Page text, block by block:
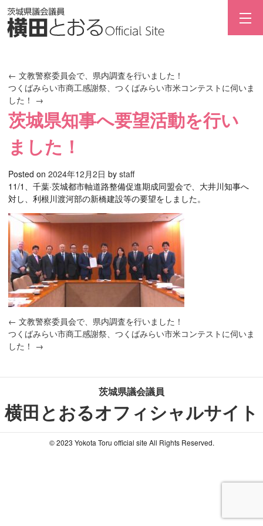
← 文教警察委員会で、県内調査を行いました！
つくばみらい市商工感謝祭、つくばみらい市米コンテストに伺いま
した！ →
茨城県知事へ要望活動を行い
ました！
Posted on 2024年12月2日 by staff
11/1、千葉·茨城都市軸道路整備促進期成同盟会で、大井川知事へ
対し、利根川渡河部の新橋建設等の要望をしました。
← 文教警察委員会で、県内調査を行いました！
つくばみらい市商工感謝祭、つくばみらい市米コンテストに伺いま
した！ →
茨城県議会議員
横田とおるオフィシャルサイト
© 2023 Yokota Toru official site All Rights Reserved.